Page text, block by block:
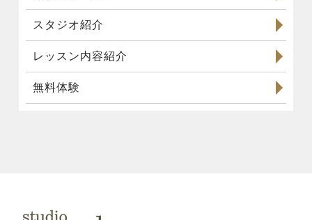
スタジオ紹介
レッスン内容紹介
無料体験